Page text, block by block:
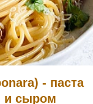
- паста
и сыром